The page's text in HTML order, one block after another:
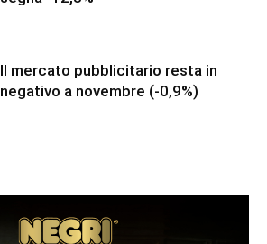
Il mercato pubblicitario resta in
negativo a novembre (-0,9%)